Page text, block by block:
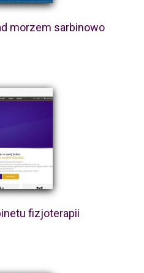
morzem sarbinowo
fizjoterapii